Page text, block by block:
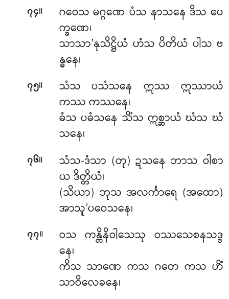
၇၄။
ဂဝေသ မဂ္ဂဏေ ပံသ နာသနေ ဒိသ ပေ
က္ခဏေ၊
သာသာ’နုသိဋ္ဌိယံ ဟံသ ပိတိယံ ပါသ ဗ
န္ဓနေ၊
၇၅။
သံသ ပသံသနေ ဣဿ ဣဿာယံ
ကဿ ကဿနေ၊
ဓံသ ပဓံသနေ သိံသ ဣစ္ဆာယံ ဃံသ ဃံ
သနေ၊
၇၆။
သံသ-ဒံသာ (တု) ဍသနေ ဘာသ ဝါစာ
ယ ဒိတ္တိယံ၊
(သိယာ) ဘုသ အလင်္ကာရေ (အထော)
အာသူ’ပဝေသနေ၊
၇၇။
ဝသ ကန္တိနိဝါသေသု ဝဿသေစနသဒ္ဒ
နေ၊
ကိသ သာဏေ ကသ ဂတေ ကသ ဟိံ
သာဝိလေခနေ၊